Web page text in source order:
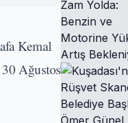
Kemal
Ağustos